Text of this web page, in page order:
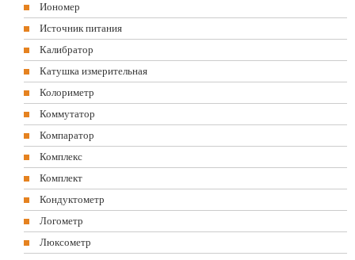
Иономер
Источник питания
Калибратор
Катушка измерительная
Колориметр
Коммутатор
Компаратор
Комплекс
Комплект
Кондуктометр
Логометр
Люксометр